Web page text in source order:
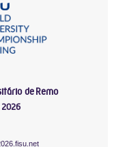
de Remo
2026